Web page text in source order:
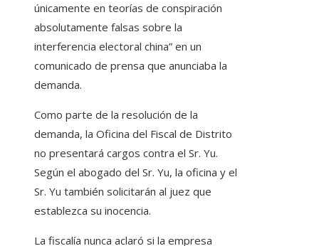
únicamente en teorías de conspiración
absolutamente falsas sobre la
interferencia electoral china” en un
comunicado de prensa que anunciaba la
demanda.
Como parte de la resolución de la
demanda, la Oficina del Fiscal de Distrito
no presentará cargos contra el Sr. Yu.
Según el abogado del Sr. Yu, la oficina y el
Sr. Yu también solicitarán al juez que
establezca su inocencia.
La fiscalía nunca aclaró si la empresa